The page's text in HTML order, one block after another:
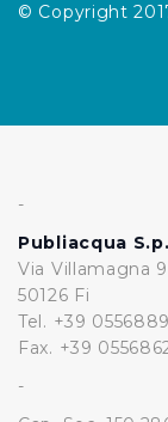
© Copyright
-
Publiacqua
Via Villamagna
50126 Fi
Tel. +39
Fax. +39
-